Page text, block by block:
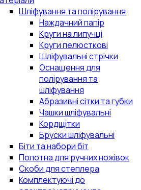
Шліфування та полірування
Наждачний папір
Круги на липучці
Круги пелюсткові
Шліфувальні стрічки
Оснащення для
полірування та
шліфування
Абразивні сітки та губки
Чашки шліфувальні
Кордщітки
Бруски шліфувальні
Біти та набори біт
Полотна для ручних ножівок
Скоби для степлера
Комплектуючі до